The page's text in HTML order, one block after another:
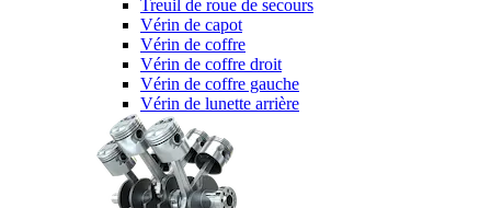
Treuil de roue de secours
Vérin de capot
Vérin de coffre
Vérin de coffre droit
Vérin de coffre gauche
Vérin de lunette arrière